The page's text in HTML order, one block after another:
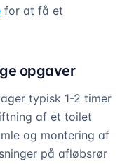
for at få et
opgaver
typisk 1-2 timer
af et toilet
og montering af
på afløbsrør